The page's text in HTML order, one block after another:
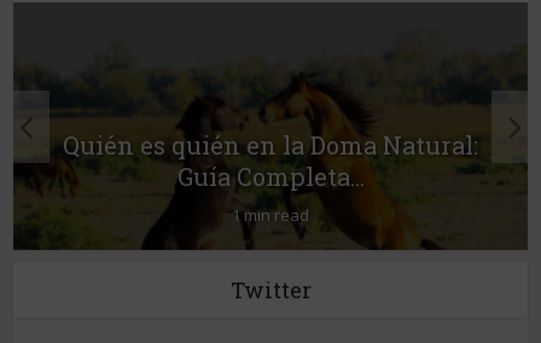
Quién es quién en la Doma Natural:
Guía Completa...
1 min read
Twitter